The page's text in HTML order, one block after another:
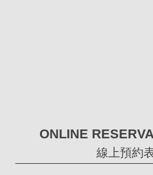
ONLINE
線上預約